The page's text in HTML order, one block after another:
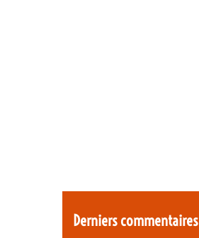
Derniers commentaires